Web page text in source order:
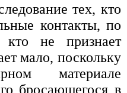
тех, кто
контакты, по
не признает
мало, поскольку
материале
бросающегося в